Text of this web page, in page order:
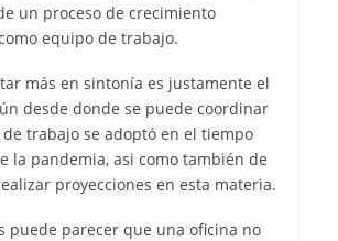
un proceso de crecimiento
equipo de trabajo.
más en sintonía es justamente el
desde donde se puede coordinar
trabajo se adoptó en el tiempo
la pandemia, asi como también de
proyecciones en esta materia.
puede parecer que una oficina no